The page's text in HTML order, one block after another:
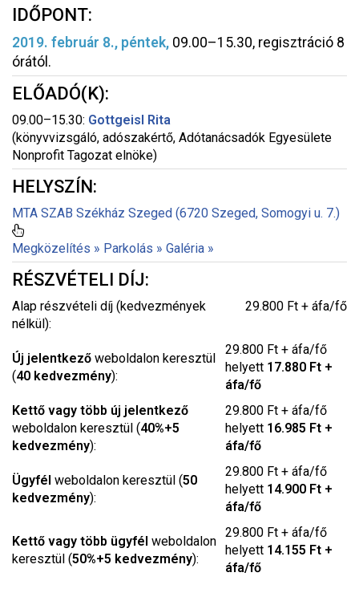
IDŐPONT:
2019. február 8., péntek, 09.00–15.30, regisztráció 8
órától.
ELŐADÓ(K):
09.00–15.30: Gottgeisl Rita
(könyvvizsgáló, adószakértő, Adótanácsadók Egyesülete
Nonprofit Tagozat elnöke)
HELYSZÍN:
MTA SZAB Székház Szeged (6720 Szeged, Somogyi u. 7.)
Megközelítés » Parkolás » Galéria »
RÉSZVÉTELI DÍJ:
Alap részvételi díj (kedvezmények
nélkül):
29.800 Ft + áfa/fő
Új jelentkező weboldalon keresztül
(40 kedvezmény):
29.800 Ft + áfa/fő
helyett 17.880 Ft +
áfa/fő
Kettő vagy több új jelentkező
weboldalon keresztül (40%+5
kedvezmény):
29.800 Ft + áfa/fő
helyett 16.985 Ft +
áfa/fő
Ügyfél weboldalon keresztül (50
kedvezmény):
29.800 Ft + áfa/fő
helyett 14.900 Ft +
áfa/fő
Kettő vagy több ügyfél weboldalon
keresztül (50%+5 kedvezmény):
29.800 Ft + áfa/fő
helyett 14.155 Ft +
áfa/fő